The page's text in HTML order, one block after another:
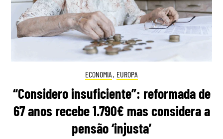
ECONOMIA , EUROPA
“Considero insuficiente”: reformada de
67 anos recebe 1.790€ mas considera a
pensão ‘injusta’